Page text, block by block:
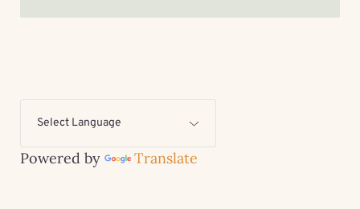
Powered by Translate